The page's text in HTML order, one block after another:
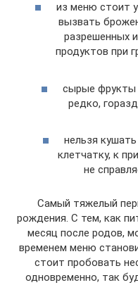
из меню стоит
вызвать
разрешенных
продуктов при
сырые фрукты
редко,
нельзя
клетчатку, к
не
Самый тяжелый
рождения. С тем, как
месяц после родов,
временем меню
стоит пробовать
одновременно, так